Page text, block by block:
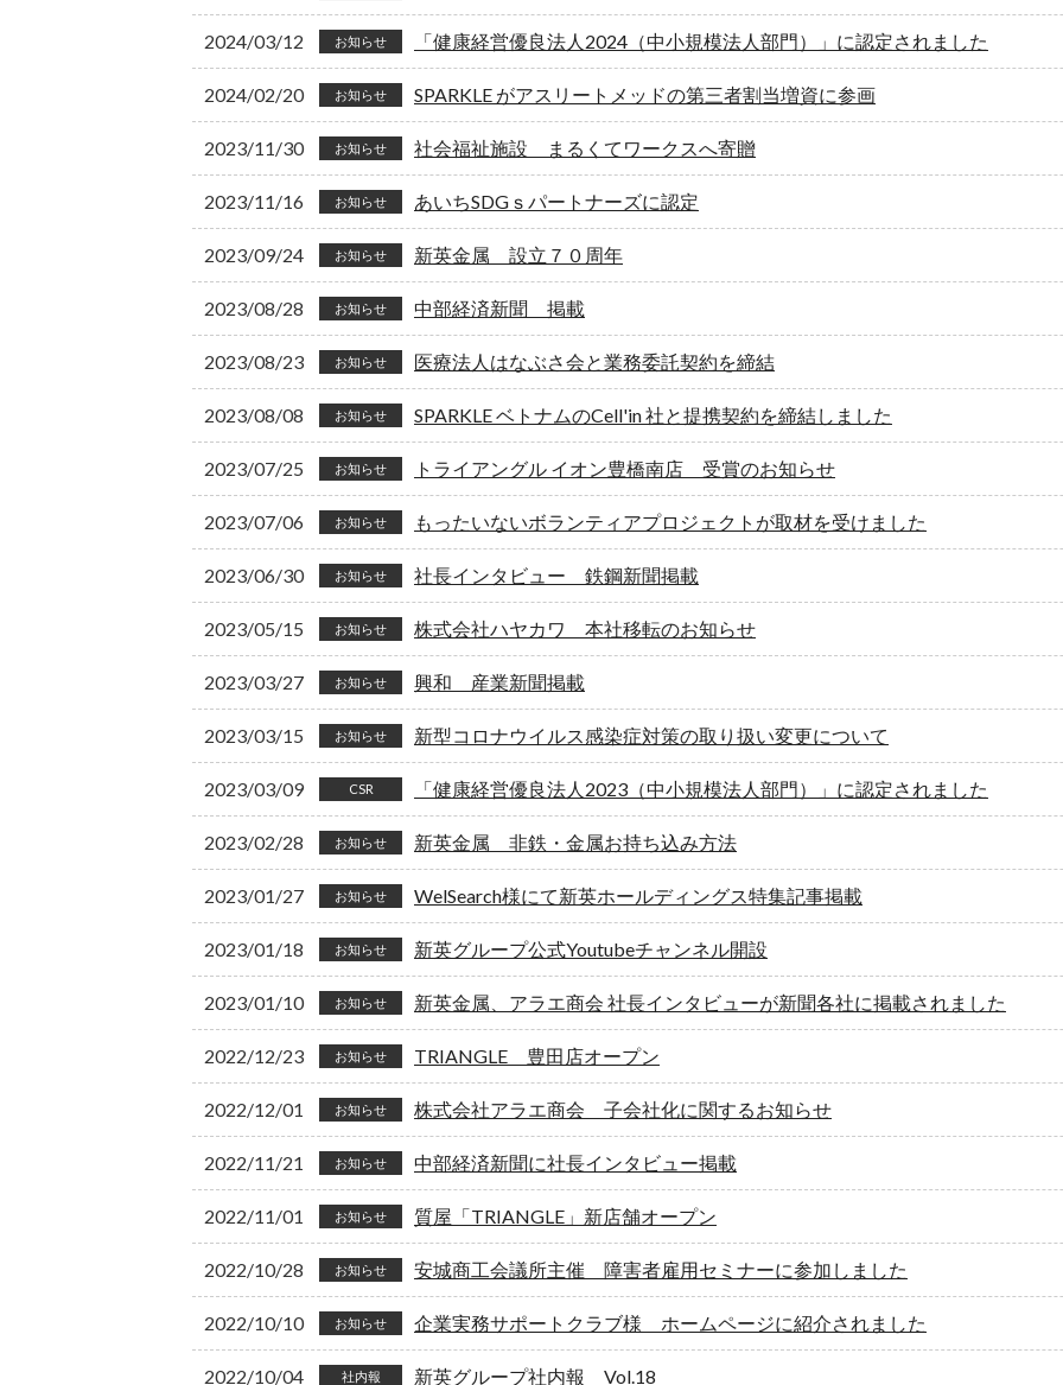
2024/03/12 お知らせ 「健康経営優良法人2024（中小規模法人部門）」に認定されました
2024/02/20 お知らせ SPARKLE がアスリートメッドの第三者割当増資に参画
2023/11/30 お知らせ 社会福祉施設 まるくてワークスへ寄贈
2023/11/16 お知らせ あいちSDGｓパートナーズに認定
2023/09/24 お知らせ 新英金属 設立７０周年
2023/08/28 お知らせ 中部経済新聞 掲載
2023/08/23 お知らせ 医療法人はなぶさ会と業務委託契約を締結
2023/08/08 お知らせ SPARKLE ベトナムのCell'in 社と提携契約を締結しました
2023/07/25 お知らせ トライアングル イオン豊橋南店 受賞のお知らせ
2023/07/06 お知らせ もったいないボランティアプロジェクトが取材を受けました
2023/06/30 お知らせ 社長インタビュー 鉄鋼新聞掲載
2023/05/15 お知らせ 株式会社ハヤカワ 本社移転のお知らせ
2023/03/27 お知らせ 興和 産業新聞掲載
2023/03/15 お知らせ 新型コロナウイルス感染症対策の取り扱い変更について
2023/03/09 CSR 「健康経営優良法人2023（中小規模法人部門）」に認定されました
2023/02/28 お知らせ 新英金属 非鉄・金属お持ち込み方法
2023/01/27 お知らせ WelSearch様にて新英ホールディングス特集記事掲載
2023/01/18 お知らせ 新英グループ公式Youtubeチャンネル開設
2023/01/10 お知らせ 新英金属、アラエ商会 社長インタビューが新聞各社に掲載されました
2022/12/23 お知らせ TRIANGLE 豊田店オープン
2022/12/01 お知らせ 株式会社アラエ商会 子会社化に関するお知らせ
2022/11/21 お知らせ 中部経済新聞に社長インタビュー掲載
2022/11/01 お知らせ 質屋「TRIANGLE」新店舗オープン
2022/10/28 お知らせ 安城商工会議所主催 障害者雇用セミナーに参加しました
2022/10/10 お知らせ 企業実務サポートクラブ様 ホームページに紹介されました
2022/10/04 社内報 新英グループ社内報 Vol.18